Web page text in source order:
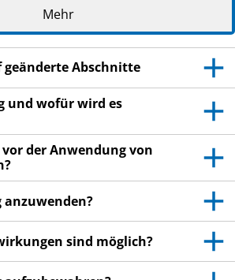
Fragen haben, wenden Sie sich
Apotheker oder das medizinische
wurde Ihnen persönlich
Geben Sie es nicht an Dritte weiter.
Menschen schaden, auch wenn
Beschwerden haben wie Sie.
bemerken, wenden Sie
Apotheker oder das
Dies gilt auch für
die nicht in dieser
angegeben sind. Siehe Abschnitt
Mehr
geänderte Abschnitte
und wofür wird es
vor der Anwendung von
anzuwenden?
sind möglich?